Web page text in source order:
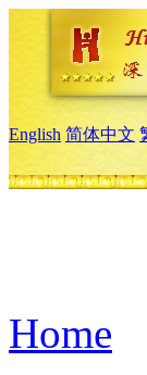
English 简体中文
Home